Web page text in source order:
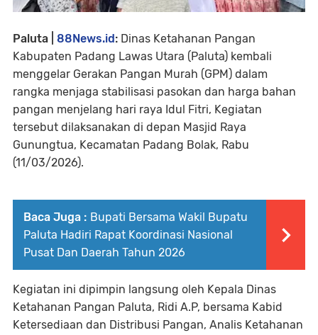
Paluta | 88News.id: Dinas Ketahanan Pangan
Kabupaten Padang Lawas Utara (Paluta) kembali
menggelar Gerakan Pangan Murah (GPM) dalam
rangka menjaga stabilisasi pasokan dan harga bahan
pangan menjelang hari raya Idul Fitri, Kegiatan
tersebut dilaksanakan di depan Masjid Raya
Gunungtua, Kecamatan Padang Bolak, Rabu
(11/03/2026).
Baca Juga : Bupati Bersama Wakil Bupatu
Paluta Hadiri Rapat Koordinasi Nasional
Pusat Dan Daerah Tahun 2026
Kegiatan ini dipimpin langsung oleh Kepala Dinas
Ketahanan Pangan Paluta, Ridi A.P, bersama Kabid
Ketersediaan dan Distribusi Pangan, Analis Ketahanan